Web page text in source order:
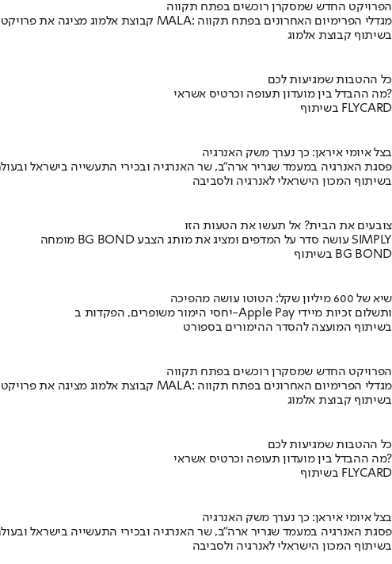
הפרויקט החדש שמסקרן רוכשים בפתח תקווה
קבוצת אלמוג מציגה את פרויקט MALA: מגדלי הפרימיום האחרונים בפתח תקווה
בשיתוף קבוצת אלמוג
כל ההטבות שמגיעות לכם
מה ההבדל בין מועדון תעופה וכרטיס אשראי?
בשיתוף FLYCARD
בצל איומי איראן: כך נערך משק האנרגיה
פסגת האנרגיה במעמד שגריר ארה"ב, שר האנרגיה ובכירי התעשייה בישראל
בשיתוף המכון הישראלי לאנרגיה ולסביבה
צובעים את הבית? אל תעשו את הטעות הזו
מומחה BG BOND עושה סדר על המדפים ומציג את מותג הצבע SIMPLY
בשיתוף BG BOND
שיא של 600 מיליון שקל: הטוטו עושה מהפיכה
יחסי הימור משופרים, הפקדות ב-Apple Pay ותשלום זכיות מיידי
בשיתוף המועצה להסדר ההימורים בספורט
הפרויקט החדש שמסקרן רוכשים בפתח תקווה
קבוצת אלמוג מציגה את פרויקט MALA: מגדלי הפרימיום האחרונים בפתח תקווה
בשיתוף קבוצת אלמוג
כל ההטבות שמגיעות לכם
מה ההבדל בין מועדון תעופה וכרטיס אשראי?
בשיתוף FLYCARD
בצל איומי איראן: כך נערך משק האנרגיה
פסגת האנרגיה במעמד שגריר ארה"ב, שר האנרגיה ובכירי התעשייה בישראל
בשיתוף המכון הישראלי לאנרגיה ולסביבה